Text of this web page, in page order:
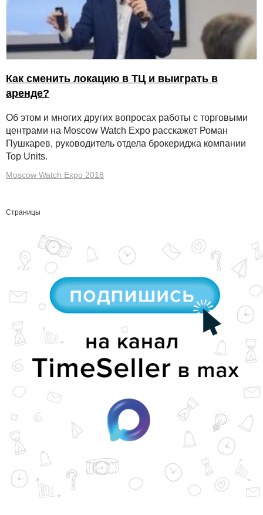
Как сменить локацию в ТЦ и выиграть в
аренде?
Об этом и многих других вопросах работы с торговыми
центрами на Moscow Watch Expo расскажет Роман
Пушкарев, руководитель отдела брокериджа компании
Top Units.
Moscow Watch Expo 2018
Страницы